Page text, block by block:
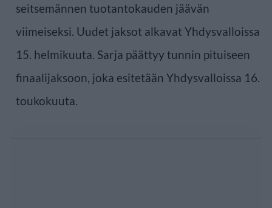
seitsemännen tuotantokauden jäävän
viimeiseksi. Uudet jaksot alkavat Yhdysvalloissa
15. helmikuuta. Sarja päättyy tunnin pituiseen
finaalijaksoon, joka esitetään Yhdysvalloissa 16.
toukokuuta.